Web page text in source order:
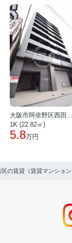
大阪市阿倍野区西田辺町１丁目
1K (22.82㎡)
5.8万円
の賃貸（賃貸マンショ